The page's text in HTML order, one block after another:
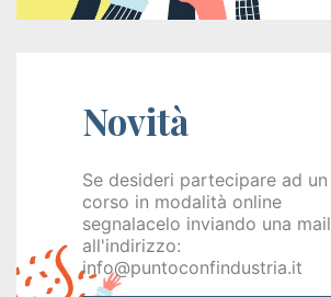
Programma
GOL
Novità
Se desideri partecipare ad un
corso in modalità online
segnalacelo inviando una mail
all'indirizzo:
info@puntoconfindustria.it